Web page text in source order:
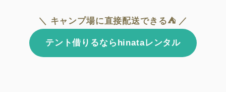
＼ キャンプ場に直接配送できる⛺ ／
テント借りるならhinataレンタル